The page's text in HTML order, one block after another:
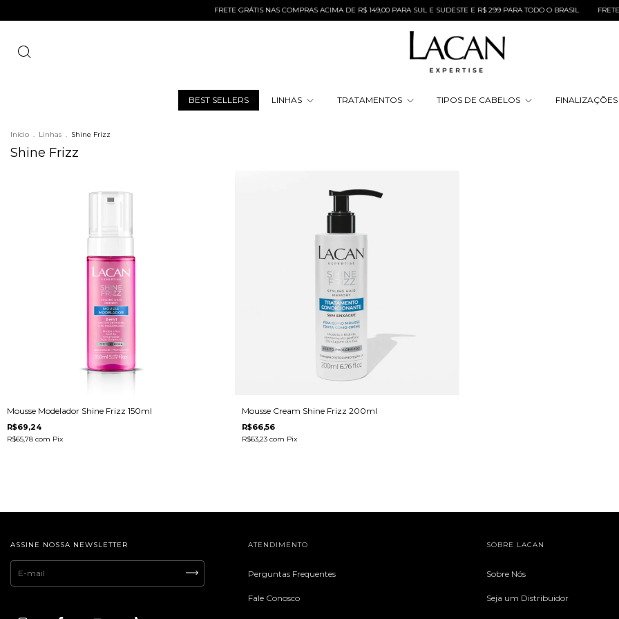
FRETE GRÁTIS NAS COMPRAS ACIMA DE R$ 149,00 PARA SUL E SUDESTE E R$ 299 PARA TODO O BRASIL FRETE
BEST SELLERS LINHAS TRATAMENTOS TIPOS DE CABELOS FINALIZAÇÕES
Início . Linhas . Shine Frizz
Shine Frizz
Mousse Modelador Shine Frizz 150ml
R$69,24
R$65,78 com Pix
Mousse Cream Shine Frizz 200ml
R$66,56
R$63,23 com Pix
ASSINE NOSSA NEWSLETTER ATENDIMENTO
Perguntas Frequentes
Fale Conosco
SOBRE LACAN
Sobre Nós
Seja um Distribuidor